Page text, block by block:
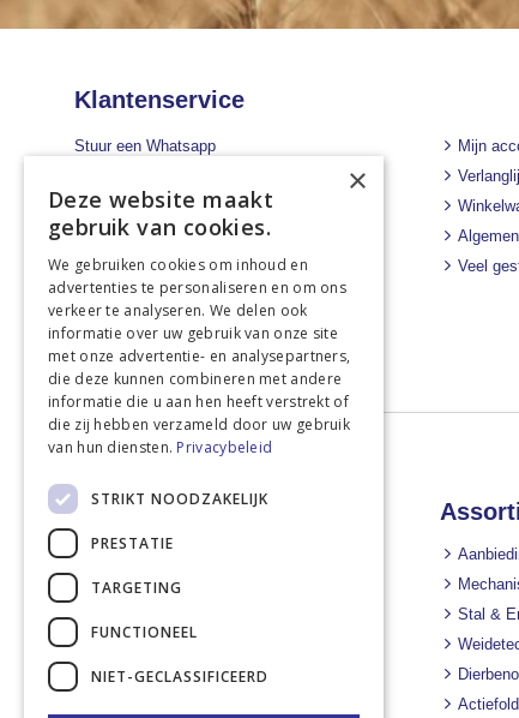
Klantenservice
Stuur een Whatsapp
Bel ons direct
+31 43 455 2665
Stuur een e-mail
info@landbouwwinkel.nl
Mijn
Veel
Landbouwwinkel
Nieuws
Nieuwsbrief
Downloads
Stal &
×
Deze website maakt
gebruik van cookies.
We gebruiken cookies om inhoud en
advertenties te personaliseren en om ons
verkeer te analyseren. We delen ook
informatie over uw gebruik van onze site
met onze advertentie- en analysepartners,
die deze kunnen combineren met andere
informatie die u aan hen heeft verstrekt of
die zij hebben verzameld door uw gebruik
van hun diensten. Privacybeleid
STRIKT NOODZAKELIJK
PRESTATIE
TARGETING
FUNCTIONEEL
NIET-GECLASSIFICEERD